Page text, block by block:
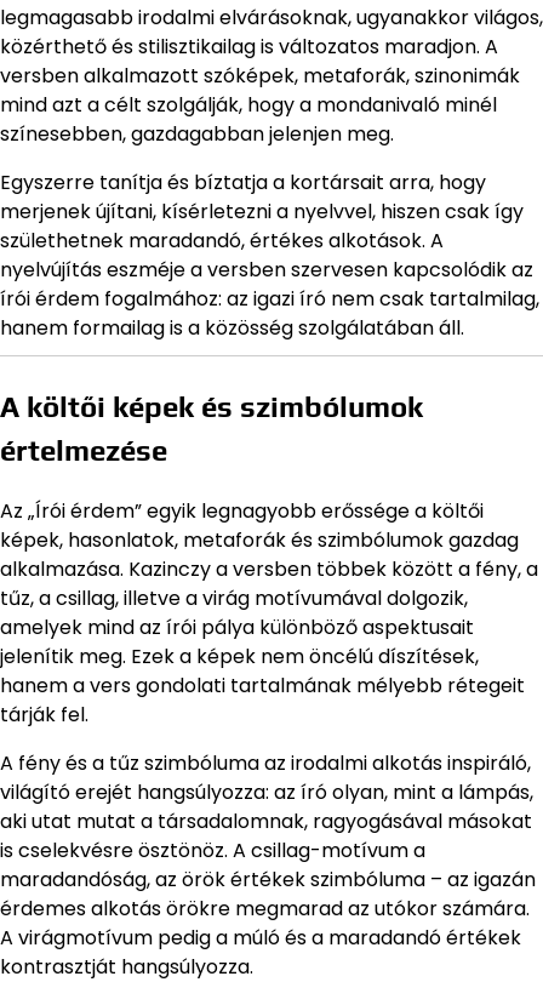
legmagasabb irodalmi elvárásoknak, ugyanakkor világos,
közérthető és stilisztikailag is változatos maradjon. A
versben alkalmazott szóképek, metaforák, szinonimák
mind azt a célt szolgálják, hogy a mondanivaló minél
színesebben, gazdagabban jelenjen meg.
Egyszerre tanítja és bíztatja a kortársait arra, hogy
merjenek újítani, kísérletezni a nyelvvel, hiszen csak így
születhetnek maradandó, értékes alkotások. A
nyelvújítás eszméje a versben szervesen kapcsolódik az
írói érdem fogalmához: az igazi író nem csak tartalmilag,
hanem formailag is a közösség szolgálatában áll.
A költői képek és szimbólumok
értelmezése
Az „Írói érdem” egyik legnagyobb erőssége a költői
képek, hasonlatok, metaforák és szimbólumok gazdag
alkalmazása. Kazinczy a versben többek között a fény, a
tűz, a csillag, illetve a virág motívumával dolgozik,
amelyek mind az írói pálya különböző aspektusait
jelenítik meg. Ezek a képek nem öncélú díszítések,
hanem a vers gondolati tartalmának mélyebb rétegeit
tárják fel.
A fény és a tűz szimbóluma az irodalmi alkotás inspiráló,
világító erejét hangsúlyozza: az író olyan, mint a lámpás,
aki utat mutat a társadalomnak, ragyogásával másokat
is cselekvésre ösztönöz. A csillag-motívum a
maradandóság, az örök értékek szimbóluma – az igazán
érdemes alkotás örökre megmarad az utókor számára.
A virágmotívum pedig a múló és a maradandó értékek
kontrasztját hangsúlyozza.